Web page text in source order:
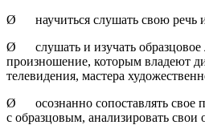
Ø научиться слушать свою речь
Ø слушать и изучать образцовое
произношение, которым владеют
телевидения, мастера
Ø осознанно сопоставлять свое
с образцовым, анализировать